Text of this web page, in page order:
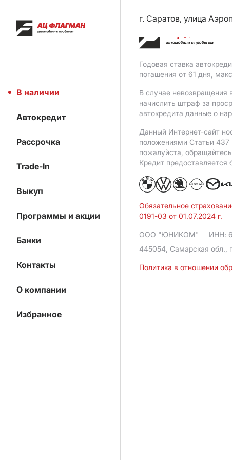
В наличии
Автокредит
Рассрочка
Trade-In
Выкуп
Программы и акции
Банки
Контакты
О компании
Избранное
г. Саратов, улица
Годовая ставка
погашения от 61 дня,
В случае невозвращения
начислить штраф за
автокредита данные о
Данный Интернет-сайт
положениями Статьи 437
пожалуйста,
Кредит предоставляется
Обязательное
0191-03 от 01.07.2024 г.
ООО "ЮНИКОМ" ИНН:
445054, Самарская обл.,
Политика в отношении